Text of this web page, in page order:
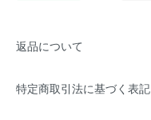
返品について
特定商取引法に基づく表記